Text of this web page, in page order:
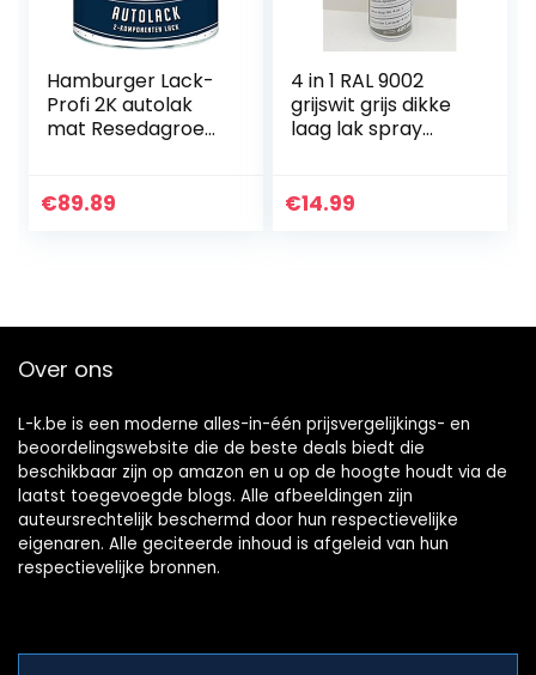
Hamburger Lack-
Profi 2K autolak
mat Resedagroen
dekkend –
€89.89
4 in 1 RAL 9002
grijswit grijs dikke
laag lak spray
€14.99
Over ons
L-k.be is een moderne alles-in-één prijsvergelijkings- en
beoordelingswebsite die de beste deals biedt die
beschikbaar zijn op amazon en u op de hoogte houdt via de
laatst toegevoegde blogs. Alle afbeeldingen zijn
auteursrechtelijk beschermd door hun respectievelijke
eigenaren. Alle geciteerde inhoud is afgeleid van hun
respectievelijke bronnen.